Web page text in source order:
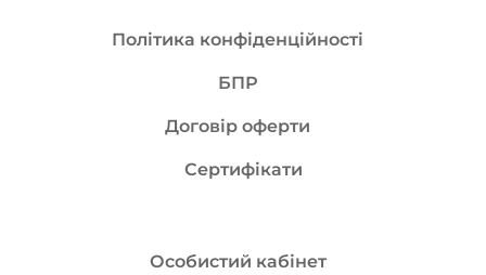
Політика конфіденційності
БПР
Договір оферти
Сертифікати
Особистий кабінет